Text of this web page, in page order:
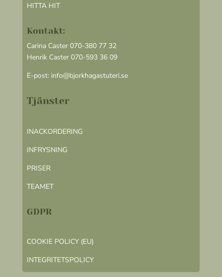
HITTA HIT
Kontakt:
Carina Caster 070-380 77 32
Henrik Caster 070-593 36 09
E-post: info@bjorkhagastuteri.se
Tjänster
INACKORDERING
INFRYSNING
PRISER
TEAMET
GDPR
COOKIE POLICY (EU)
INTEGRITETSPOLICY